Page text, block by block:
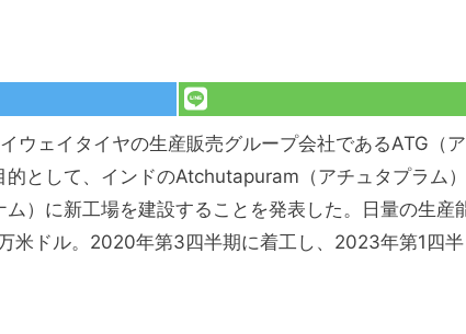
ウェイタイヤの生産販売グループ会社であるATG（ア
として、インドのAtchutapuram（アチュタプラム）
）に新工場を建設することを発表した。日量の生産
米ドル。2020年第3四半期に着工し、2023年第1四半